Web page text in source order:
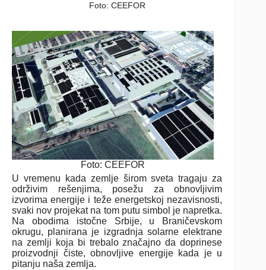
Foto: CEEFOR
Foto: CEEFOR
U vremenu kada zemlje širom sveta tragaju za
održivim rešenjima, posežu za obnovljivim
izvorima energije i teže energetskoj nezavisnosti,
svaki nov projekat na tom putu simbol je napretka.
Na obodima istočne Srbije, u Braničevskom
okrugu, planirana je izgradnja solarne elektrane
na zemlji koja bi trebalo značajno da doprinese
proizvodnji čiste, obnovljive energije kada je u
pitanju naša zemlja.